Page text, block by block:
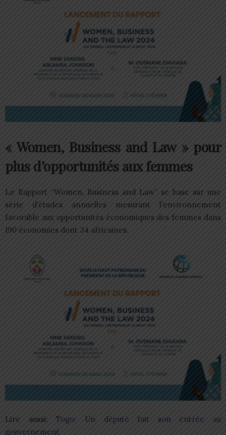
« Women, Business and Law » pour
plus d’opportunités aux femmes
Le Rapport “Women, Business and Law” se base sur une
série d’études annuelles mesurant l’environnement
favorable aux opportunités économiques des femmes dans
190 économies dont 34 africaines.
Lire aussi:Togo: Un député fait son entrée au
gouvernement